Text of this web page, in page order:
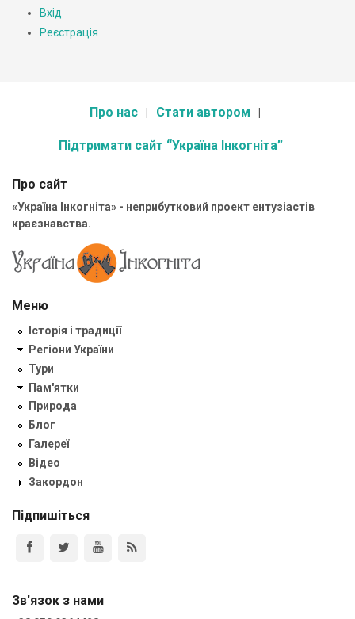
Вхід
Реєстрація
Про нас Стати автором
Підтримати сайт “Україна Інкогніта”
Про сайт
«Україна Інкогніта» - неприбутковий проект ентузіастів
краєзнавства.
Меню
Історія і традиції
Регіони України
Тури
Пам'ятки
Природа
Блог
Галереї
Відео
Закордон
Підпишіться
Зв'язок з нами